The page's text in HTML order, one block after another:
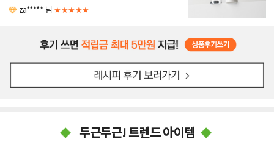
za***** 님 ★★★★★
두근두근! 트렌드 아이템